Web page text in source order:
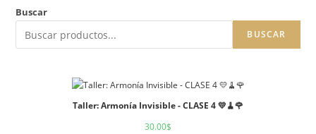
Buscar
BUSCAR
Taller: Armonía Invisible - CLASE 4 💛🧹🌹
30.00$